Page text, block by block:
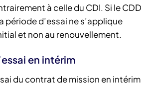
à celle du CDI. Si le CDD
période d’essai ne s’applique
et non au renouvellement.
en intérim
du contrat de mission en intérim